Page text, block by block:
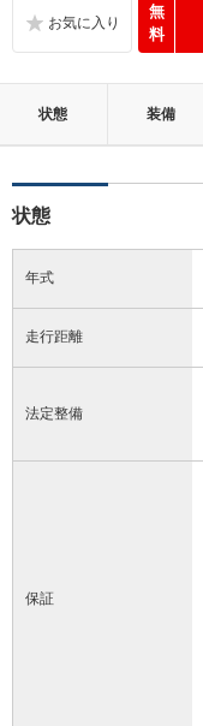
無
料
状態 装備
状態
年式
走行距離
法定整備
保証